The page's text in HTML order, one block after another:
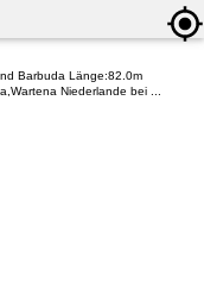
Barbuda Länge:82.0m
Niederlande bei ...